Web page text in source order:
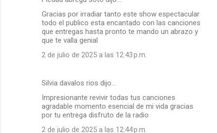
Gracias por irradiar tanto este show espectacular
todo el publico esta encantado con las canciones
que entregas hasta pronto te mando un abrazo y
que te valla genial
2 de julio de 2025 a las 12:43 p.m.
Silvia davalos rios dijo…
Impresionante revivir todas tus canciones
agradable momento esencial de mi vida gracias
por tu entrega disfruto de la radio
2 de julio de 2025 a las 12:44 p.m.